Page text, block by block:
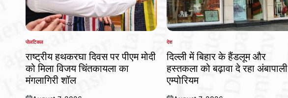
POSTED
पोलटिकल
राष्ट्रीय हथकरघा दिवस पर पीएम मोदी
को मिला विजय चिंतकायला का
मंगलागिरी शॉल
POSTED
IN
देश
दिल्ली में बिहार के हैंडलूम और
हस्तकला को बढ़ावा दे रहा अंबापाली
एम्पोरियम